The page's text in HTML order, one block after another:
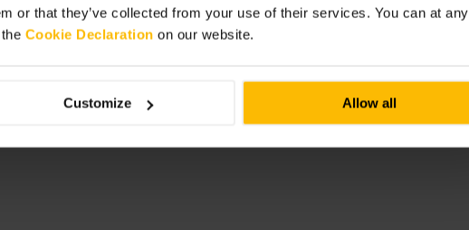
or that they’ve collected from your use of their services. You can at any
Cookie Declaration on our website.
Customize Allow all